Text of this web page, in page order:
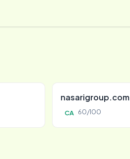
nasarigroup.com
CA 60/100